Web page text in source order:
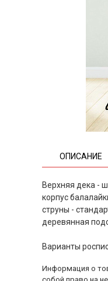
ОПИСАНИЕ
Верхняя дека -
корпус
струны -
деревянная
Варианты
Информация о